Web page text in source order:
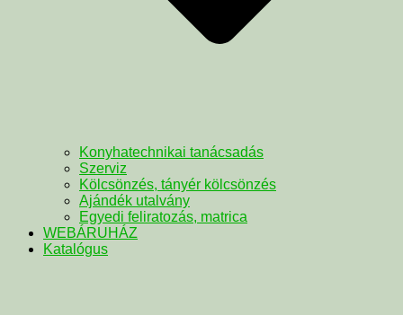
Konyhatechnikai tanácsadás
Szerviz
Kölcsönzés, tányér kölcsönzés
Ajándék utalvány
Egyedi feliratozás, matrica
WEBÁRUHÁZ
Katalógus